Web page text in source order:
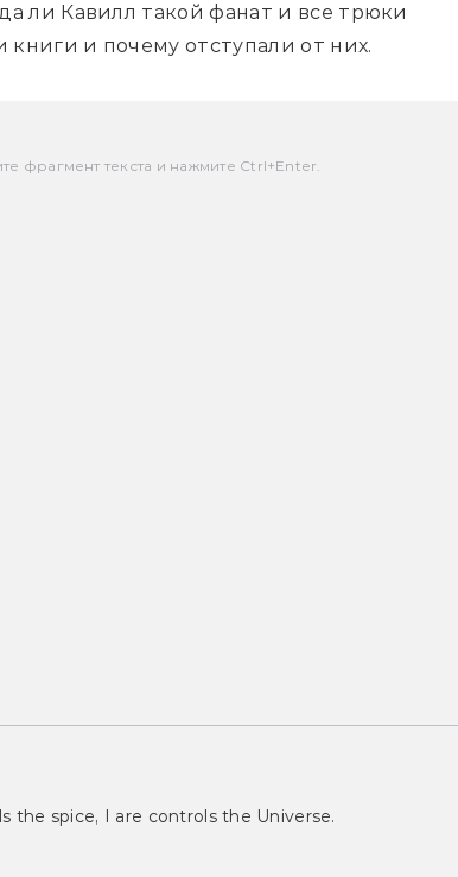
ли Кавилл такой фанат и все трюки
и почему отступали от них.
фрагмент текста и нажмите Ctrl+Enter.
the spice, I are controls the Universe.